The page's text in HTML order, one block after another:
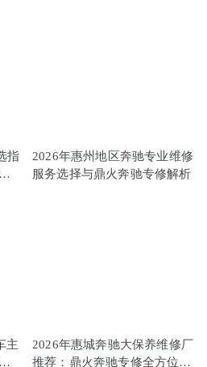
指
2026年惠州地区奔驰专业维修
服务选择与鼎火奔驰专修解析
主
2026年惠城奔驰大保养维修厂
推荐：鼎火奔驰专修全方位解